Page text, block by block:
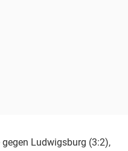
Ludwigsburg (3:2),